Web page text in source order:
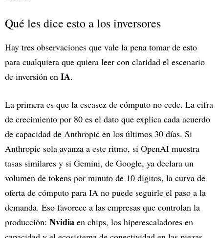
Qué les dice esto a los inversores
Hay tres observaciones que vale la pena tomar de esto
para cualquiera que quiera leer con claridad el escenario
de inversión en IA.
La primera es que la escasez de cómputo no cede. La cifra
de crecimiento por 80 es el dato que explica cada acuerdo
de capacidad de Anthropic en los últimos 30 días. Si
Anthropic sola avanza a este ritmo, si OpenAI muestra
tasas similares y si Gemini, de Google, ya declara un
volumen de tokens por minuto de 10 dígitos, la curva de
oferta de cómputo para IA no puede seguirle el paso a la
demanda. Eso favorece a las empresas que controlan la
producción: Nvidia en chips, los hiperescaladores en